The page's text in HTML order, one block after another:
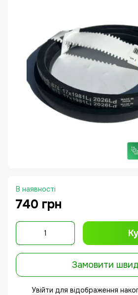
В наявності
740 грн
Замовити
Увійти для відображення